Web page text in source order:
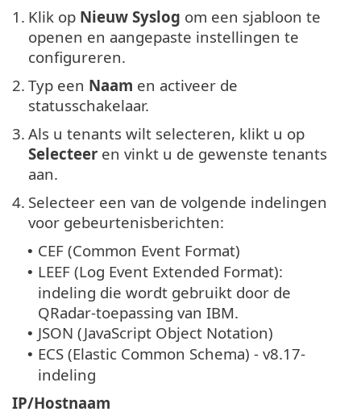
1. Klik op Nieuw Syslog om een sjabloon te
openen en aangepaste instellingen te
configureren.
2. Typ een Naam en activeer de
statusschakelaar.
3. Als u tenants wilt selecteren, klikt u op
Selecteer en vinkt u de gewenste tenants
aan.
4. Selecteer een van de volgende indelingen
voor gebeurtenisberichten:
• CEF (Common Event Format)
• LEEF (Log Event Extended Format):
indeling die wordt gebruikt door de
QRadar-toepassing van IBM.
• JSON (JavaScript Object Notation)
• ECS (Elastic Common Schema) - v8.17-
indeling
IP/Hostnaam